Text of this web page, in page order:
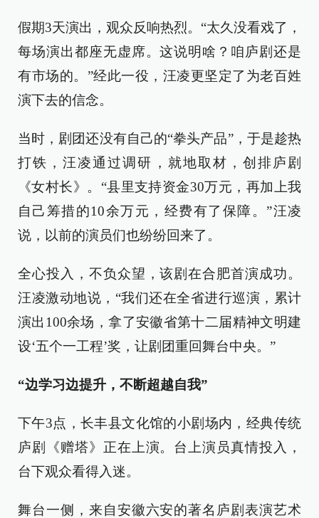
假期3天演出，观众反响热烈。“太久没看戏了，
每场演出都座无虚席。这说明啥？咱庐剧还是
有市场的。”经此一役，汪凌更坚定了为老百姓
演下去的信念。
当时，剧团还没有自己的“拳头产品”，于是趁热
打铁，汪凌通过调研，就地取材，创排庐剧
《女村长》。“县里支持资金30万元，再加上我
自己筹措的10余万元，经费有了保障。”汪凌
说，以前的演员们也纷纷回来了。
全心投入，不负众望，该剧在合肥首演成功。
汪凌激动地说，“我们还在全省进行巡演，累计
演出100余场，拿了安徽省第十二届精神文明建
设‘五个一工程’奖，让剧团重回舞台中央。”
“边学习边提升，不断超越自我”
下午3点，长丰县文化馆的小剧场内，经典传统
庐剧《赠塔》正在上演。台上演员真情投入，
台下观众看得入迷。
舞台一侧，来自安徽六安的著名庐剧表演艺术